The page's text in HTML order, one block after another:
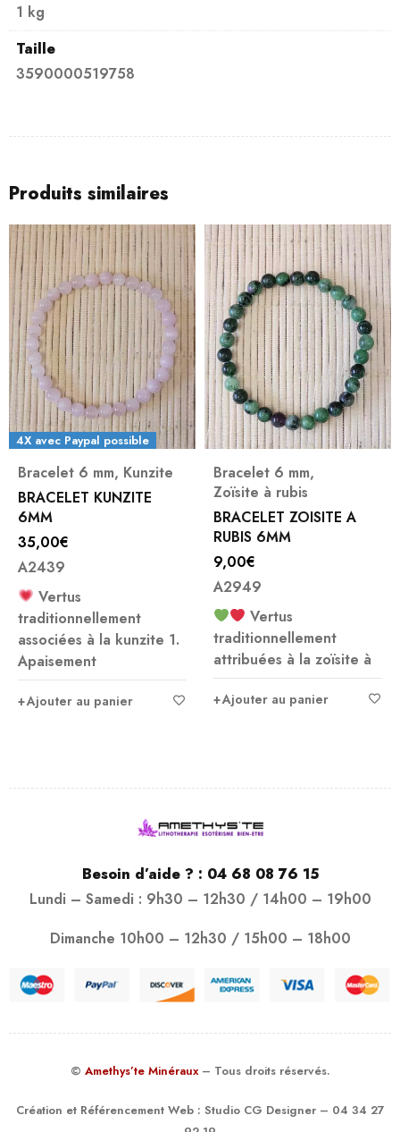
1 kg
Taille
3590000519758
Produits similaires
1.
Bracelet 6 mm
Zoïsite à rubis
BRACELET ZOISITE A
Vertus
traditionnellement
attribuées à la zoïsite à
Ajouter au panier
Bracelets
,Bracelet disques
BRACELET
DISQUES ET
Ajouter au panier
Besoin d’aide ? : 04 68 08 76 15
Lundi – Samedi : 9h30 – 12h30 / 14h00 – 19h00
Dimanche 10h00 – 12h30 / 15h00 – 18h00
© Amethys’te Minéraux – Tous droits réservés.
Création et Référencement Web : Studio CG Designer– 04 34 27